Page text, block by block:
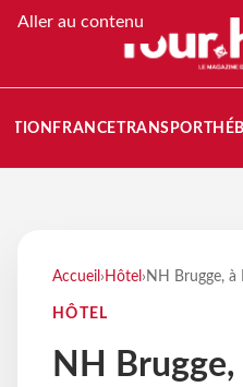
Aller au contenu
FRANCETRANSPORT
Accueil › Hôtel › NH Brugge, à
HÔTEL
NH Brugge,